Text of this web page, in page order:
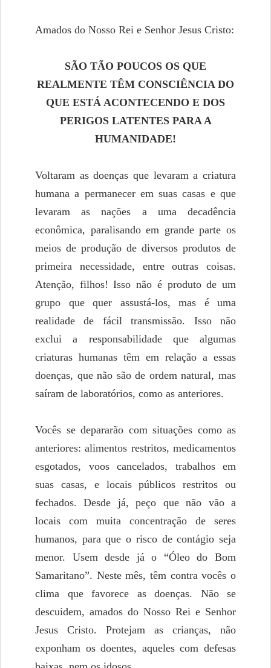
Amados do Nosso Rei e Senhor Jesus Cristo:
SÃO TÃO POUCOS OS QUE
REALMENTE TÊM CONSCIÊNCIA DO
QUE ESTÁ ACONTECENDO E DOS
PERIGOS LATENTES PARA A
HUMANIDADE!
Voltaram as doenças que levaram a criatura
humana a permanecer em suas casas e que
levaram as nações a uma decadência
econômica, paralisando em grande parte os
meios de produção de diversos produtos de
primeira necessidade, entre outras coisas.
Atenção, filhos! Isso não é produto de um
grupo que quer assustá-los, mas é uma
realidade de fácil transmissão. Isso não
exclui a responsabilidade que algumas
criaturas humanas têm em relação a essas
doenças, que não são de ordem natural, mas
saíram de laboratórios, como as anteriores.
Vocês se depararão com situações como as
anteriores: alimentos restritos, medicamentos
esgotados, voos cancelados, trabalhos em
suas casas, e locais públicos restritos ou
fechados. Desde já, peço que não vão a
locais com muita concentração de seres
humanos, para que o risco de contágio seja
menor. Usem desde já o “Óleo do Bom
Samaritano”. Neste mês, têm contra vocês o
clima que favorece as doenças. Não se
descuidem, amados do Nosso Rei e Senhor
Jesus Cristo. Protejam as crianças, não
exponham os doentes, aqueles com defesas